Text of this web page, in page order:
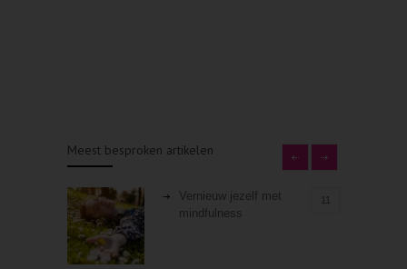
Meest besproken artikelen
Vernieuw jezelf met
mindfulness